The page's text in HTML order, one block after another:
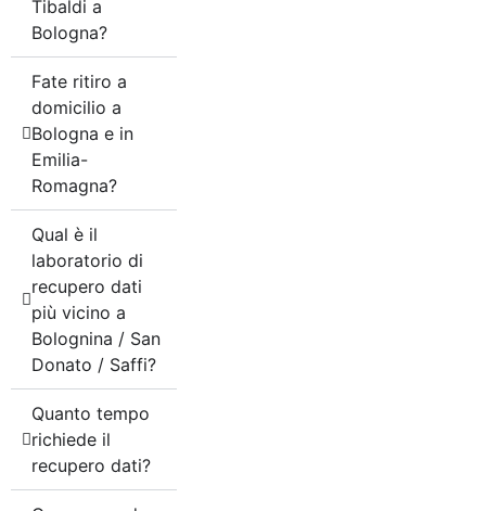
Tibaldi a
Bologna?
Fate ritiro a
domicilio a
Bologna e in
Emilia-
Romagna?
Qual è il
laboratorio di
recupero dati
più vicino a
Bolognina / San
Donato / Saffi?
Quanto tempo
richiede il
recupero dati?